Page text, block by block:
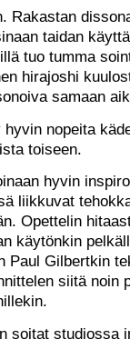
Rakastan
taidan
tuo tumma
hirajoshi
samaan
nopeita
toiseen.
hyvin
liikkuvat
Opettelin
käytönkin
Paul Gilbertkin
siitä noin
soitat studiossa